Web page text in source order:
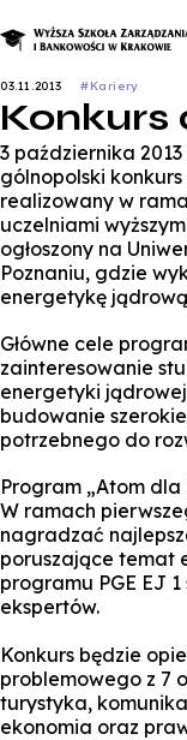
03.11.2013 #Kariery
3 października 2013
gólnopolski
realizowany w
uczelniami
ogłoszony na
Poznaniu, gdzie
energetykę
Główne cele
zainteresowanie
energetyki
budowanie
potrzebnego do
Program „Atom dla
W ramach
nagradzać
poruszające temat
programu PGE EJ
ekspertów.
Konkurs będzie
problemowego z 7
turystyka,
ekonomia oraz